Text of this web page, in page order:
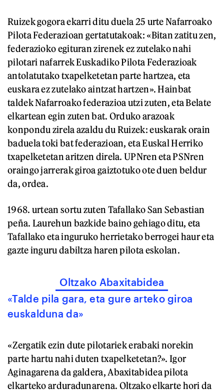
Ruizek gogora ekarri ditu duela 25 urte Nafarroako
Pilota Federazioan gertatutakoak: «Bitan zatitu zen,
federazioko egituran zirenek ez zutelako nahi
pilotari nafarrek Euskadiko Pilota Federazioak
antolatutako txapelketetan parte hartzea, eta
euskara ez zutelako aintzat hartzen». Hainbat
taldek Nafarroako federazioa utzi zuten, eta Belate
elkartean egin zuten bat. Orduko arazoak
konpondu zirela azaldu du Ruizek: euskarak orain
baduela toki bat federazioan, eta Euskal Herriko
txapelketetan aritzen direla. UPNren eta PSNren
oraingo jarrerak giroa gaiztotuko ote duen beldur
da, ordea.
1968. urtean sortu zuten Tafallako San Sebastian
peña. Laurehun bazkide baino gehiago ditu, eta
Tafallako eta inguruko herrietako berrogei haur eta
gazte inguru dabiltza haren pilota eskolan.
Oltzako Abaxitabidea
«Talde pila gara, eta gure arteko giroa
euskalduna da»
«Zergatik ezin dute pilotariek erabaki norekin
parte hartu nahi duten txapelketetan?». Igor
Aginagarena da galdera, Abaxitabidea pilota
elkarteko arduradunarena. Oltzako elkarte hori da